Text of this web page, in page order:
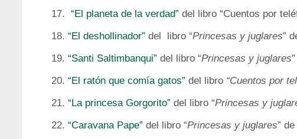
17. “El planeta de la verdad” del libro “Cuentos por
18. “El deshollinador” del libro “Princesas y juglares”
19. “Santi Saltimbanqui” del libro “Princesas y juglares
20. “El ratón que comía gatos” del libro “Cuentos por
21. “La princesa Gorgorito” del libro “Princesas y
22. “Caravana Pape” del libro “Princesas y juglares”